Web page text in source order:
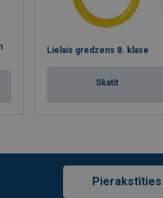
Lielais gredzens 8. klase
Skatīt
Pierakstīties